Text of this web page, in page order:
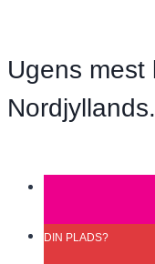
Ugens
DIN PLADS?